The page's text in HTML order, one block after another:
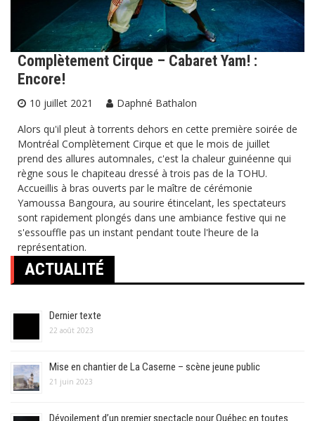
Complètement Cirque – Cabaret Yam! :
Encore!
10 juillet 2021
Daphné Bathalon
Alors qu'il pleut à torrents dehors en cette première soirée de
Montréal Complètement Cirque et que le mois de juillet
prend des allures automnales, c'est la chaleur guinéenne qui
règne sous le chapiteau dressé à trois pas de la TOHU.
Accueillis à bras ouverts par le maître de cérémonie
Yamoussa Bangoura, au sourire étincelant, les spectateurs
sont rapidement plongés dans une ambiance festive qui ne
s'essouffle pas un instant pendant toute l'heure de la
représentation.
ACTUALITÉ
Dernier texte
22 août 2023
Mise en chantier de La Caserne – scène jeune public
21 juin 2023
Dévoilement d’un premier spectacle pour Québec en toutes